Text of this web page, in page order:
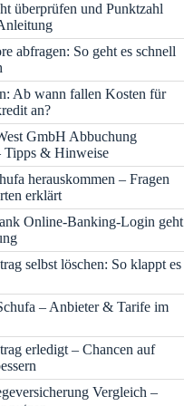
überprüfen und Punktzahl
abfragen: So geht es schnell
Ab wann fallen Kosten für
an?
GmbH Abbuchung
Tipps & Hinweise
herauskommen – Fragen
erklärt
Online-Banking-Login geht
selbst löschen: So klappt es
– Anbieter & Tarife im
erledigt – Chancen auf
Vergleich –